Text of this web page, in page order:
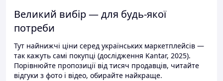
Великий вибір — для будь-якої
потреби
Тут найнижчі ціни серед українських маркетплейсів —
так кажуть самі покупці (дослідження Kantar, 2025).
Порівнюйте пропозиції від тисяч продавців, читайте
відгуки з фото і відео, обирайте найкраще.